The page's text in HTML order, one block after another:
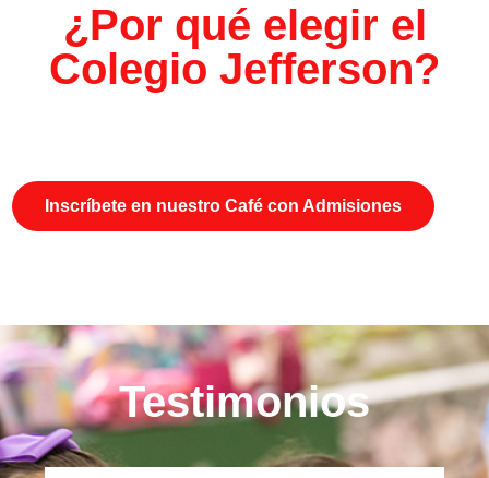
¿Por qué elegir el
Colegio Jefferson?
Inscríbete en nuestro Café con Admisiones
Testimonios